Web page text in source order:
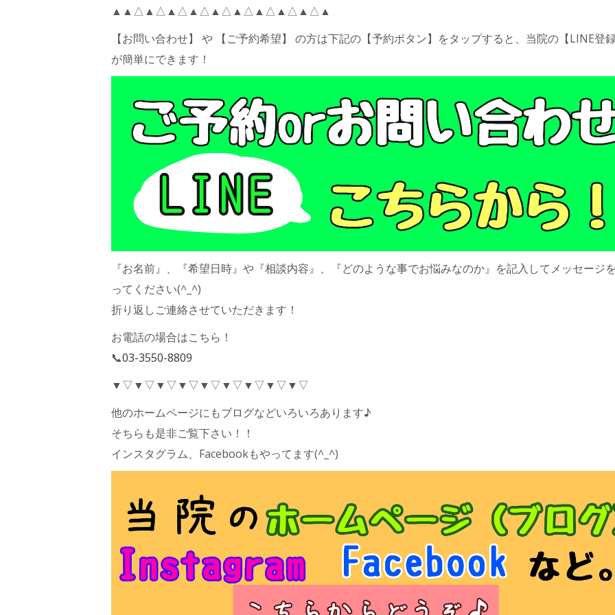
▲▲△▲△▲△▲△▲△▲△▲△▲△▲△▲
【お問い合わせ】 や 【ご予約希望】 の方は下記の【予約ボタン】をタップすると、当院の【LINE登録
が簡単にできます！
『お名前』、『希望日時』や『相談内容』、『どのような事でお悩みなのか』を記入してメッセージ
ってください(^_^)
折り返しご連絡させていただきます！
お電話の場合はこちら！
📞03-3550-8809
▼▽▼▽▼▽▼▽▼▽▼▽▼▽▼▽▼▽
他のホームページにもブログなどいろいろあります♪
そちらも是非ご覧下さい！！
インスタグラム、Facebookもやってます(^_^)